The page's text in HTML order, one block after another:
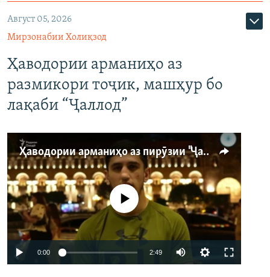
Август 05, 2026
Мирзонабии Холиқзод
Ҳаводории арманиҳо аз
размикори тоҷик, машҳур бо
лақаби “Ҷаллод”
Ҳаводории арманиҳо аз пирӯзии "Ҷаллод"-и тоҷик
Феълан кор намекунад
0:00 2:49